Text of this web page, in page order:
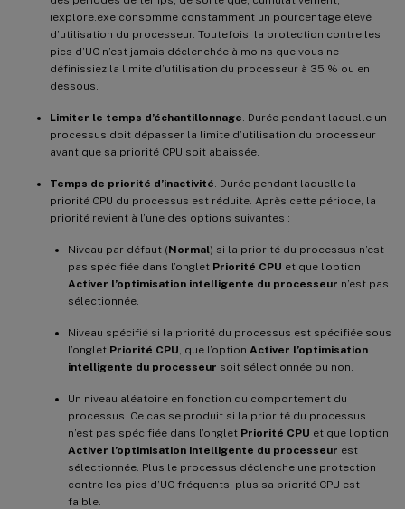
iexplore.exe consomme constamment un pourcentage élevé
d’utilisation du processeur. Toutefois, la protection contre les
pics d’UC n’est jamais déclenchée à moins que vous ne
définissiez la limite d’utilisation du processeur à 35 % ou en
dessous.
Limiter le temps d’échantillonnage . Durée pendant laquelle un
processus doit dépasser la limite d’utilisation du processeur
avant que sa priorité CPU soit abaissée.
Temps de priorité d’inactivité . Durée pendant laquelle la
priorité CPU du processus est réduite. Après cette période, la
priorité revient à l’une des options suivantes :
Niveau par défaut (Normal) si la priorité du processus n’est
pas spécifiée dans l’onglet Priorité CPU et que l’option
Activer l’optimisation intelligente du processeur n’est pas
sélectionnée.
Niveau spécifié si la priorité du processus est spécifiée sous
l’onglet Priorité CPU , que l’option Activer l’optimisation
intelligente du processeur soit sélectionnée ou non.
Un niveau aléatoire en fonction du comportement du
processus. Ce cas se produit si la priorité du processus
n’est pas spécifiée dans l’onglet Priorité CPU et que l’option
Activer l’optimisation intelligente du processeur est
sélectionnée. Plus le processus déclenche une protection
contre les pics d’UC fréquents, plus sa priorité CPU est
faible.